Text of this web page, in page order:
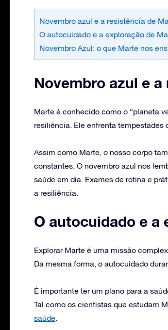
Novembro azul e a resistência de
O autocuidado e a exploração de
Novembro Azul: o que Marte nos
Novembro azul e
Marte é conhecido como o “planeta
resiliência. Ele enfrenta tempestades
Assim como Marte, o nosso corpo
constantes. O novembro azul nos
saúde em dia. Exames de rotina e
a resiliência.
O autocuidado e a
Explorar Marte é uma missão
Da mesma forma, o autocuidado
É importante ter um plano para a
Tal como os cientistas que estudam
saúde.